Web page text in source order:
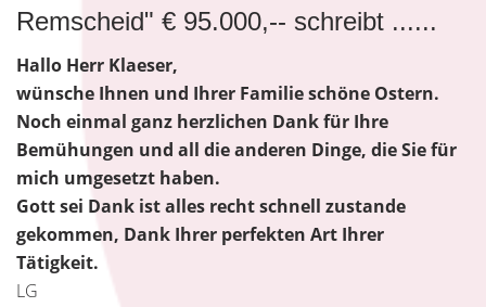
Remscheid" € 95.000,-- schreibt ......
Hallo Herr Klaeser,
wünsche Ihnen und Ihrer Familie schöne Ostern.
Noch einmal ganz herzlichen Dank für Ihre
Bemühungen und all die anderen Dinge, die Sie für
mich umgesetzt haben.
Gott sei Dank ist alles recht schnell zustande
gekommen, Dank Ihrer perfekten Art Ihrer
Tätigkeit.
LG